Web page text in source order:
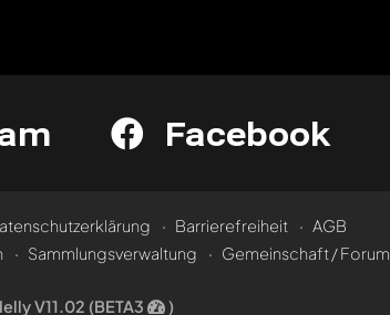
Facebook
Barrierefreiheit
AGB
Sammlungsverwaltung Gemeinschaft / Forum
V11.02 (BETA3 )